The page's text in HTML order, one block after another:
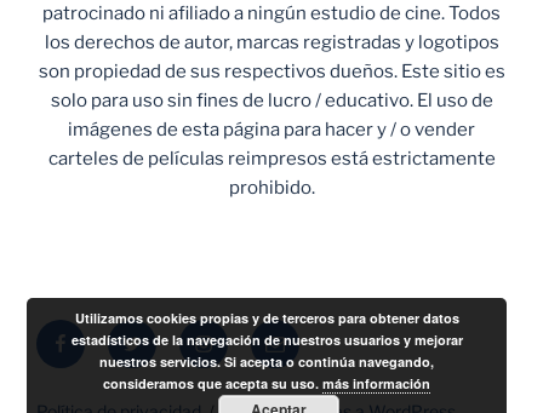
patrocinado ni afiliado a ningún estudio de cine. Todos
los derechos de autor, marcas registradas y logotipos
son propiedad de sus respectivos dueños. Este sitio es
solo para uso sin fines de lucro / educativo. El uso de
imágenes de esta página para hacer y / o vender
carteles de películas reimpresos está estrictamente
prohibido.
FacebookTwitter InstagramCorreo
electrónico
Utilizamos cookies propias y de terceros para obtener datos
estadísticos de la navegación de nuestros usuarios y mejorar
nuestros servicios. Si acepta o continúa navegando,
consideramos que acepta su uso.más información